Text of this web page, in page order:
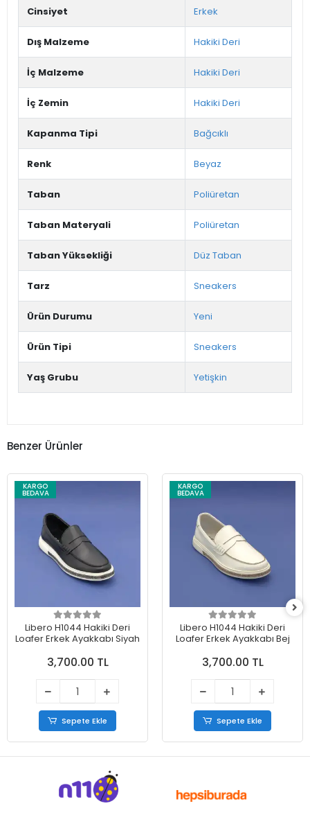
Cinsiyet Erkek
Dış Malzeme Hakiki Deri
İç Malzeme Hakiki Deri
İç Zemin Hakiki Deri
Kapanma Tipi Bağcıklı
Renk Beyaz
Taban Poliüretan
Taban Materyali Poliüretan
Taban Yüksekliği Düz Taban
Tarz Sneakers
Ürün Durumu Yeni
Ürün Tipi Sneakers
Yaş Grubu Yetişkin
Benzer Ürünler
KARGO
BEDAVA
Libero H1044 Hakiki Deri
Loafer Erkek Ayakkabı Siyah
3,700.00 TL
Sepete Ekle
KARGO
BEDAVA
Libero H1044 Hakiki Deri
Loafer Erkek Ayakkabı Bej
3,700.00 TL
Sepete Ekle